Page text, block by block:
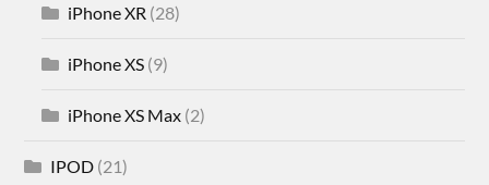
iPhone XR (28)
iPhone XS (9)
iPhone XS Max (2)
IPOD (21)